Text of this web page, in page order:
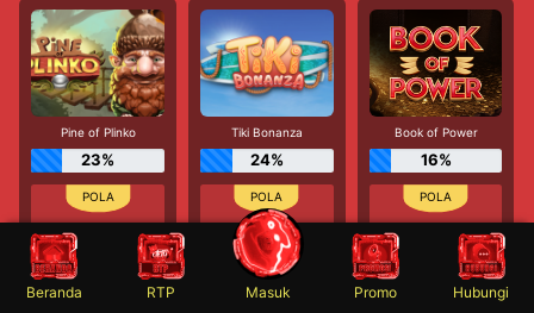
Pine of Plinko
23%
Pola tidak tersedia !
Tidak disarankan bermain
di game ini
Tiki Bonanza
24%
Pola tidak tersedia !
Tidak disarankan bermain
di game ini
Book of Power
16%
Pola tidak tersedia !
Tidak disarankan bermain
di game ini
Beranda RTP Masuk Promo Hubungi